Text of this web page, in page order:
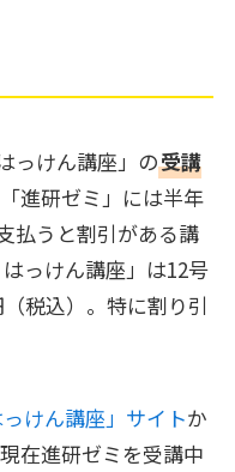
っけん講座」の受講
進研ゼミ」には半年
払うと割引がある講
っけん講座」は12号
税込）。特に割り引
けん講座」サイトか
在進研ゼミを受講中